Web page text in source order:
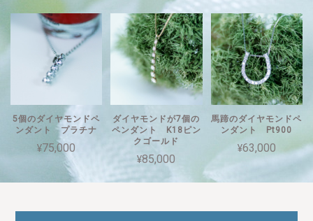
5個のダイヤモンドペ
ンダント プラチナ
¥75,000
ダイヤモンドが7個の
ペンダント K18ピン
クゴールド
¥85,000
馬蹄のダイヤモンドペ
ンダント Pt900
¥63,000